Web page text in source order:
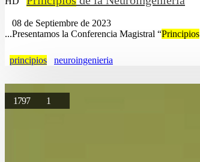
08 de Septiembre de 2023
...Presentamos la Conferencia Magistral “Principios
principios neuroingenieria
1797 1